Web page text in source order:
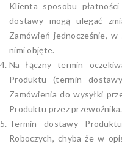
Klienta sposobu
dostawy mogą ulegać
Zamówień jednocześnie,
nimi objęte.
Na łączny termin
Produktu (termin
Zamówienia do wysyłki
Produktu przez przewoźnika.
Termin dostawy
Roboczych, chyba że w